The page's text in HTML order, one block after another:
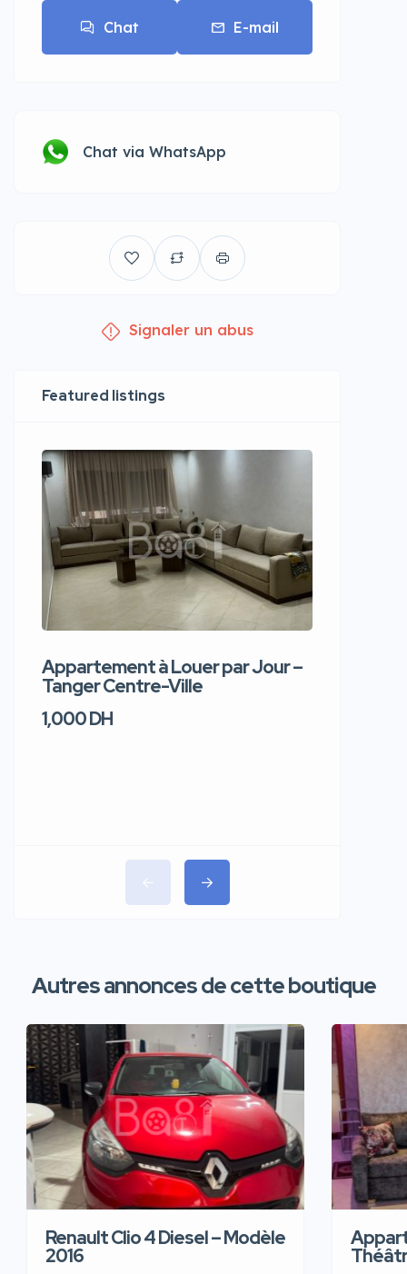
Chat E-mail
Chat via WhatsApp
Signaler un abus
Featured listings
Appartement à Louer par Jour –
Tanger Centre-Ville
1,000 DH
Autres annonces de cette boutique
Renault Clio 4 Diesel – Modèle
2016